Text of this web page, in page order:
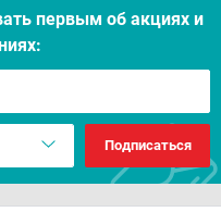
первым об акцияx и
Подписаться